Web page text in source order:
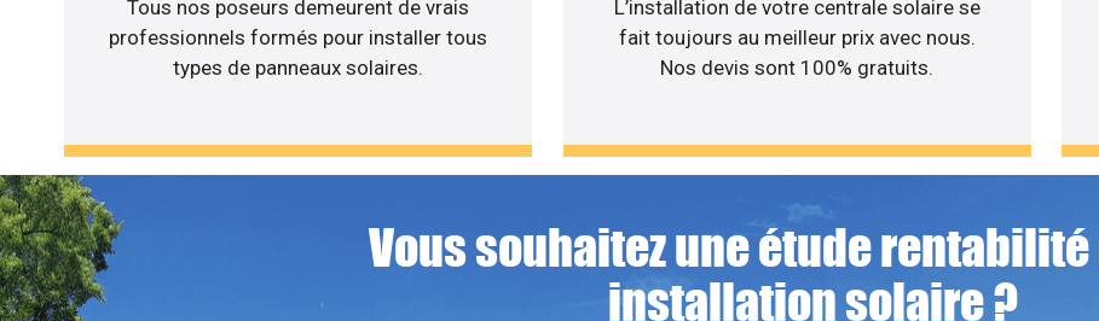
Tous nos poseurs demeurent de vrais
professionnels formés pour installer tous
types de panneaux solaires.
L’installation de votre centrale solaire se
fait toujours au meilleur prix avec nous.
Nos devis sont 100% gratuits.
Vous souhaitez une étude rentabilité
installation solaire ?